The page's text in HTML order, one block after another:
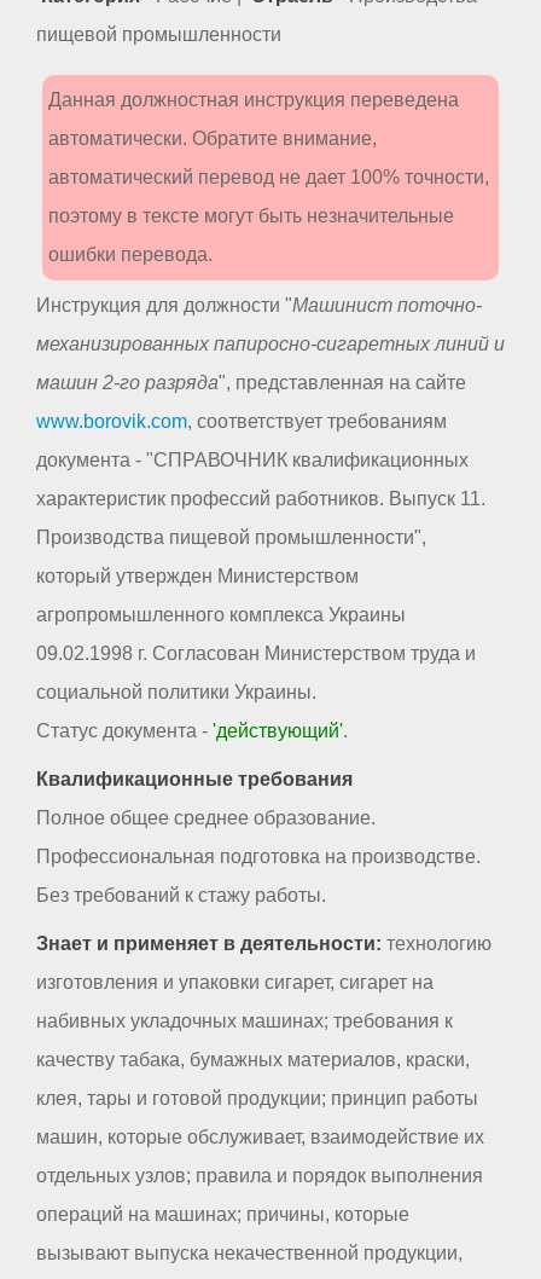
пищевой промышленности
Данная должностная инструкция переведена
автоматически. Обратите внимание,
автоматический перевод не дает 100% точности,
поэтому в тексте могут быть незначительные
ошибки перевода.
Инструкция для должности "Машинист поточно-
механизированных папиросно-сигаретных линий и
машин 2-го разряда", представленная на сайте
www.borovik.com, соответствует требованиям
документа - "СПРАВОЧНИК квалификационных
характеристик профессий работников. Выпуск 11.
Производства пищевой промышленности",
который утвержден Министерством
агропромышленного комплекса Украины
09.02.1998 г. Согласован Министерством труда и
социальной политики Украины.
Статус документа - 'действующий'.
Квалификационные требования
Полное общее среднее образование.
Профессиональная подготовка на производстве.
Без требований к стажу работы.
Знает и применяет в деятельности: технологию
изготовления и упаковки сигарет, сигарет на
набивных укладочных машинах; требования к
качеству табака, бумажных материалов, краски,
клея, тары и готовой продукции; принцип работы
машин, которые обслуживает, взаимодействие их
отдельных узлов; правила и порядок выполнения
операций на машинах; причины, которые
вызывают выпуска некачественной продукции,